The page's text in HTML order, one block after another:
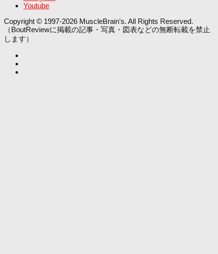
Youtube
Copyright © 1997-2026 MuscleBrain's. All Rights Reserved.
（BoutReviewに掲載の記事・写真・図表などの無断転載を禁止
します）